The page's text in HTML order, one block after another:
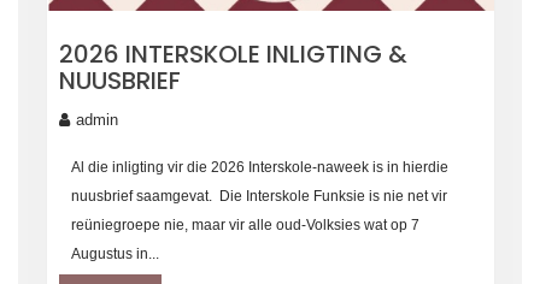
2026 INTERSKOLE INLIGTING &
NUUSBRIEF
admin
Al die inligting vir die 2026 Interskole-naweek is in hierdie
nuusbrief saamgevat. Die Interskole Funksie is nie net vir
reüniegroepe nie, maar vir alle oud-Volksies wat op 7
Augustus in...